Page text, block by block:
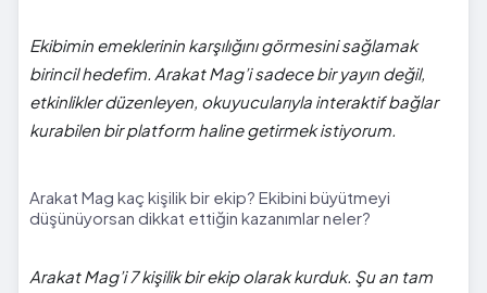
Ekibimin emeklerinin karşılığını görmesini sağlamak
birincil hedefim. Arakat Mag’i sadece bir yayın değil,
etkinlikler düzenleyen, okuyucularıyla interaktif bağlar
kurabilen bir platform haline getirmek istiyorum.
Arakat Mag kaç kişilik bir ekip? Ekibini büyütmeyi
düşünüyorsan dikkat ettiğin kazanımlar neler?
Arakat Mag’i 7 kişilik bir ekip olarak kurduk. Şu an tam